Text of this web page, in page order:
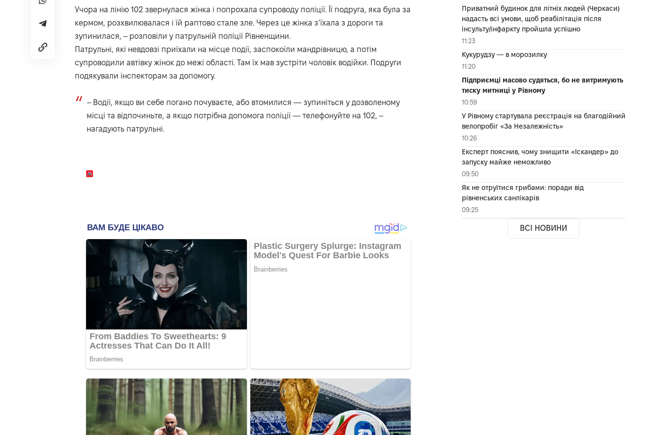
Учора на лінію 102 звернулася жінка і попрохала супроводу поліції. Її подруга, яка була за
кермом, розхвилювалася і їй раптово стале зле. Через це жінка з’їхала з дороги та
зупинилася, – розповіли у патрульній поліції Рівненщини.
Патрульні, які невдовзі приїхали на місце події, заспокоїли мандрівницю, а потім
супроводили автівку жінок до межі області. Там їх мав зустріти чоловік водійки. Подруги
подякували інспекторам за допомогу.
– Водії, якщо ви себе погано почуваєте, або втомилися — зупиніться у дозволеному
місці та відпочиньте, а якщо потрібна допомога поліції — телефонуйте на 102, –
нагадують патрульні.
Приватний будинок для літніх людей (Черкаси)
надасть всі умови, щоб реабілітація після
інсульту/інфаркту пройшла успішно
11:23
Кукурудзу — в морозилку
11:20
Підприємці масово судяться, бо не витримують
тиску митниці у Рівному
10:59
У Рівному стартувала реєстрація на благодійний
велопробіг «За Незалежність»
10:26
Експерт пояснив, чому знищити «Іскандер» до
запуску майже неможливо
09:50
Як не отруїтися грибами: поради від
рівненських санлікарів
09:25
ВСІ НОВИНИ